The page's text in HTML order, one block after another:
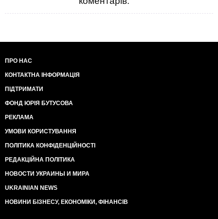
ПРО НАС
КОНТАКТНА ІНФОРМАЦІЯ
ПІДТРИМАТИ
ФОНД ЮРІЯ БУТУСОВА
РЕКЛАМА
УМОВИ КОРИСТУВАННЯ
ПОЛІТИКА КОНФІДЕНЦІЙНОСТІ
РЕДАКЦІЙНА ПОЛІТИКА
НОВОСТИ УКРАИНЫ И МИРА
UKRAINIAN NEWS
НОВИНИ БІЗНЕСУ, ЕКОНОМІКИ, ФІНАНСІВ